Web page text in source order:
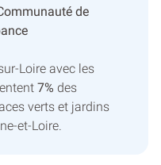
de
Loire avec les
7% des
verts et jardins
et-Loire.